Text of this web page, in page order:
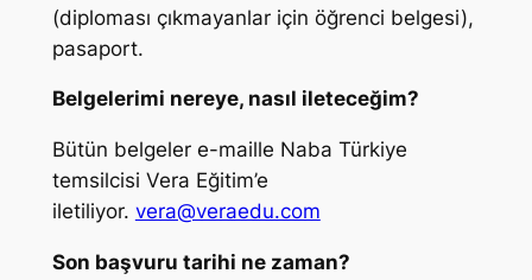
(diploması çıkmayanlar için öğrenci belgesi),
pasaport.
Belgelerimi nereye, nasıl ileteceğim?
Bütün belgeler e-maille Naba Türkiye
temsilcisi Vera Eğitim’e
iletiliyor. vera@veraedu.com
Son başvuru tarihi ne zaman?